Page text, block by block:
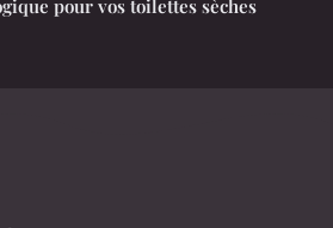
pour vos toilettes sèches